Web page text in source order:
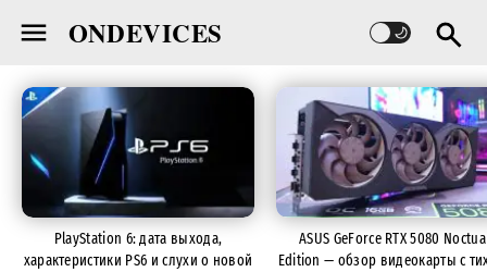
ONDEVICES
PlayStation 6: дата выхода,
характеристики PS6 и слухи о новой
ASUS GeForce RTX 5080 Noctua
Edition — обзор видеокарты с